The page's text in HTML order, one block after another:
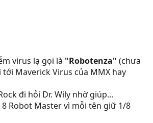
virus lạ gọi là "Robotenza" (chưa
Maverick Virus của MMX hay
đi hỏi Dr. Wily nhờ giúp...
8 Robot Master vì mỗi tên giữ 1/8